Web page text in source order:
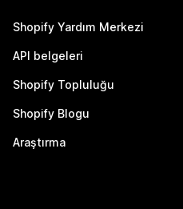
Shopify Yardım Merkezi
API belgeleri
Shopify Topluluğu
Shopify Blogu
Araştırma